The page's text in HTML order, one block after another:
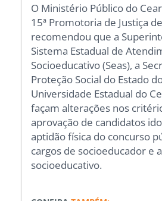
O Ministério Público do
15ª Promotoria de Justiça
recomendou que a
Sistema Estadual de
Socioeducativo (Seas), a
Proteção Social do Estado
Universidade Estadual do
façam alterações nos
aprovação de candidatos
aptidão física do concurso
cargos de socioeducador e
socioeducativo.